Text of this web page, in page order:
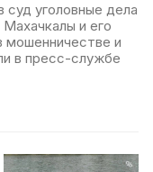
суд уголовные дела
и его
мошенничестве и
в пресс-службе